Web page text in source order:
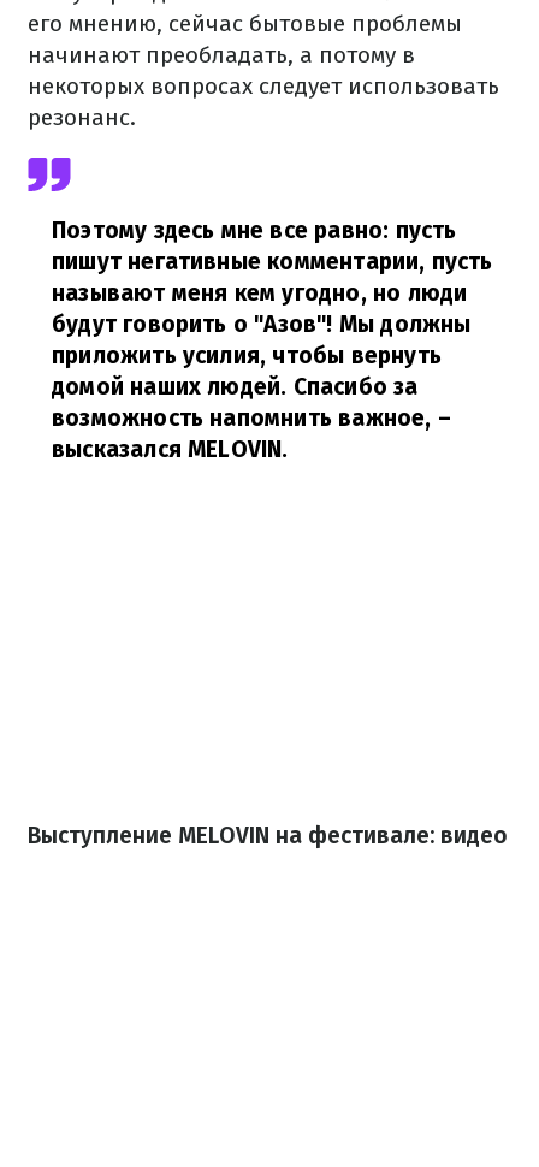
его мнению, сейчас бытовые проблемы
начинают преобладать, а потому в
некоторых вопросах следует использовать
резонанс.
Поэтому здесь мне все равно: пусть
пишут негативные комментарии, пусть
называют меня кем угодно, но люди
будут говорить о "Азов"! Мы должны
приложить усилия, чтобы вернуть
домой наших людей. Спасибо за
возможность напомнить важное, –
высказался MELOVIN.
Выступление MELOVIN на фестивале: видео